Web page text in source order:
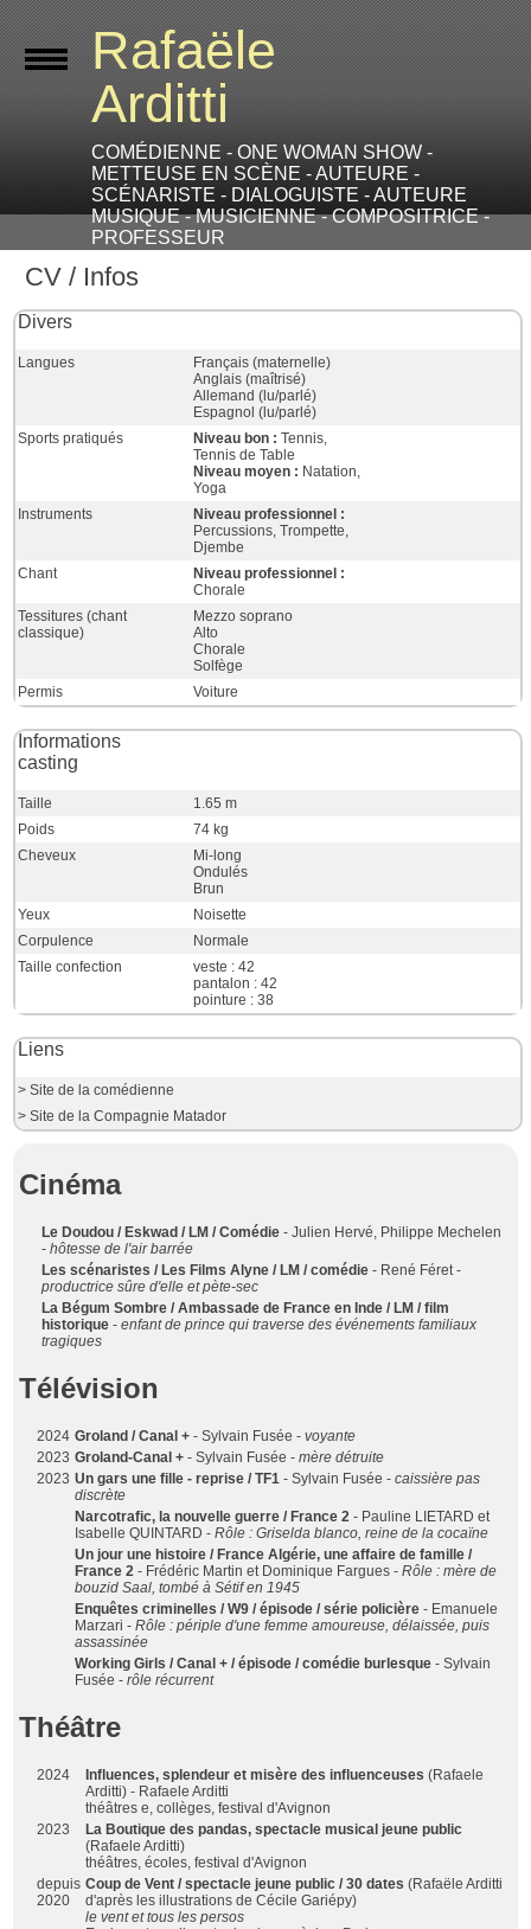
Rafaële
Arditti
COMÉDIENNE - ONE WOMAN SHOW -
METTEUSE EN SCÈNE - AUTEURE -
SCÉNARISTE - DIALOGUISTE - AUTEURE
MUSIQUE - MUSICIENNE - COMPOSITRICE -
PROFESSEUR
CV / Infos
Divers
Langues
Français (maternelle)
Anglais (maîtrisé)
Allemand (lu/parlé)
Espagnol (lu/parlé)
Sports pratiqués
Niveau bon : Tennis,
Tennis de Table
Niveau moyen : Natation,
Yoga
Instruments
Niveau professionnel :
Percussions, Trompette,
Djembe
Chant
Niveau professionnel :
Chorale
Tessitures (chant
classique)
Mezzo soprano
Alto
Chorale
Solfège
Permis
Voiture
Informations
casting
Taille
1.65 m
Poids
74 kg
Cheveux
Mi-long
Ondulés
Brun
Yeux
Noisette
Corpulence
Normale
Taille confection
veste : 42
pantalon : 42
pointure : 38
Liens
> Site de la comédienne
> Site de la Compagnie Matador
Cinéma
Le Doudou / Eskwad / LM / Comédie - Julien Hervé, Philippe Mechelen
-hôtesse de l'air barrée
Les scénaristes / Les Films Alyne / LM / comédie - René Féret -
productrice sûre d'elle et pète-sec
La Bégum Sombre / Ambassade de France en Inde / LM / film
historique -enfant de prince qui traverse des événements familiaux
tragiques
Télévision
2024 Groland / Canal + - Sylvain Fusée -voyante
2023 Groland-Canal + - Sylvain Fusée -mère détruite
2023 Un gars une fille - reprise / TF1 - Sylvain Fusée -caissière pas
discrète
Narcotrafic, la nouvelle guerre / France 2 - Pauline LIETARD et
Isabelle QUINTARD -Rôle : Griselda blanco, reine de la cocaïne
Un jour une histoire / France Algérie, une affaire de famille /
France 2 - Frédéric Martin et Dominique Fargues -Rôle : mère de
bouzid Saal, tombé à Sétif en 1945
Enquêtes criminelles / W9 / épisode / série policière - Emanuele
Marzari -Rôle : périple d'une femme amoureuse, délaissée, puis
assassinée
Working Girls / Canal + / épisode / comédie burlesque - Sylvain
Fusée -rôle récurrent
Théâtre
2024 Influences, splendeur et misère des influenceuses (Rafaele
Arditti) - Rafaele Arditti
théâtres e, collèges, festival d'Avignon
2023
La Boutique des pandas, spectacle musical jeune public
(Rafaele Arditti)
théâtres, écoles, festival d'Avignon
depuis
2020
Coup de Vent / spectacle jeune public / 30 dates (Rafaële Arditti
d'après les illustrations de Cécile Gariépy)
le vent et tous les persos